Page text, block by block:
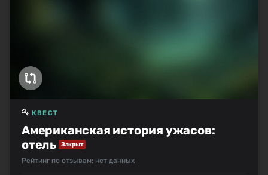
Американская история ужасов:
отель
Закрыт
КВЕСТ
Рейтинг по отзывам: нет данных